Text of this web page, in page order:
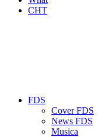
CHT
FDS
Cover FDS
News FDS
Musica